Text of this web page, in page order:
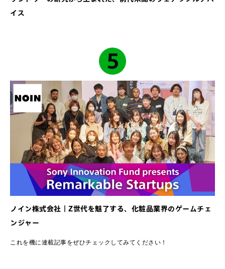
イス
ノイン株式会社｜Z世代を魅了する、化粧品業界のゲームチェ
ンジャー
これを機に連載記事をぜひチェックしてみてください！